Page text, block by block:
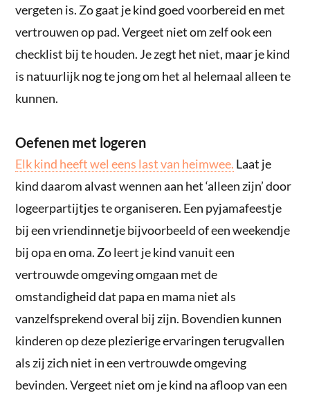
vergeten is. Zo gaat je kind goed voorbereid en met
vertrouwen op pad. Vergeet niet om zelf ook een
checklist bij te houden. Je zegt het niet, maar je kind
is natuurlijk nog te jong om het al helemaal alleen te
kunnen.
Oefenen met logeren
Elk kind heeft wel eens last van heimwee. Laat je
kind daarom alvast wennen aan het ‘alleen zijn’ door
logeerpartijtjes te organiseren. Een pyjamafeestje
bij een vriendinnetje bijvoorbeeld of een weekendje
bij opa en oma. Zo leert je kind vanuit een
vertrouwde omgeving omgaan met de
omstandigheid dat papa en mama niet als
vanzelfsprekend overal bij zijn. Bovendien kunnen
kinderen op deze plezierige ervaringen terugvallen
als zij zich niet in een vertrouwde omgeving
bevinden. Vergeet niet om je kind na afloop van een